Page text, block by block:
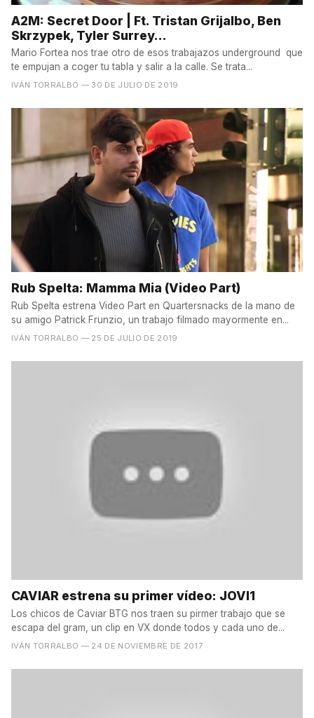
A2M: Secret Door | Ft. Tristan Grijalbo, Ben
Skrzypek, Tyler Surrey...
Mario Fortea nos trae otro de esos trabajazos underground que
te empujan a coger tu tabla y salir a la calle. Se trata...
IVÁN TORRALBO — 30 DE JULIO DE 2019
Rub Spelta: Mamma Mia (Video Part)
Rub Spelta estrena Video Part en Quartersnacks de la mano de
su amigo Patrick Frunzio, un trabajo filmado mayormente en...
IVÁN TORRALBO — 25 DE JULIO DE 2019
CAVIAR estrena su primer vídeo: JOVI1
Los chicos de Caviar BTG nos traen su pirmer trabajo que se
escapa del gram, un clip en VX donde todos y cada uno de...
IVÁN TORRALBO — 24 DE NOVIEMBRE DE 2017